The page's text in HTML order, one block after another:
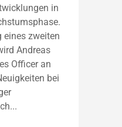
in
eines zweiten
Andreas
Officer an
bei